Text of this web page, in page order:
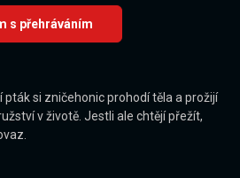
s přehráváním
si zničehonic prohodí těla a prožijí
v životě. Jestli ale chtějí přežít,